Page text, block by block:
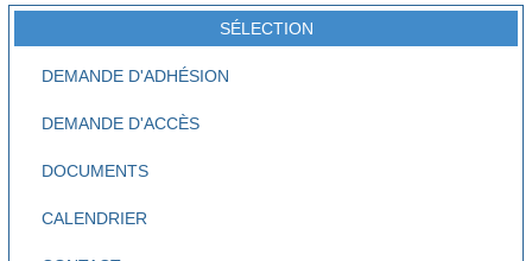
SÉLECTION
DEMANDE D'ADHÉSION
DEMANDE D'ACCÈS
DOCUMENTS
CALENDRIER